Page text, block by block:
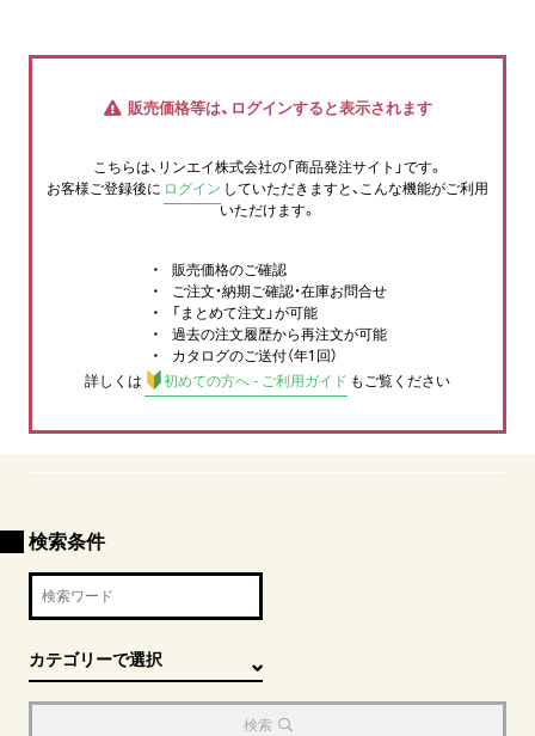
販売価格等は、ログインすると表示されます
こちらは、リンエイ株式会社の「商品発注サイト」です。
お客様ご登録後に ログイン していただきますと、こんな機能がご利用
いただけます。
販売価格のご確認
ご注文・納期ご確認・在庫お問合せ
「まとめて注文」が可能
過去の注文履歴から再注文が可能
カタログのご送付（年1回）
詳しくは
初めての方へ - ご利用ガイド もご覧ください
検索条件
検索